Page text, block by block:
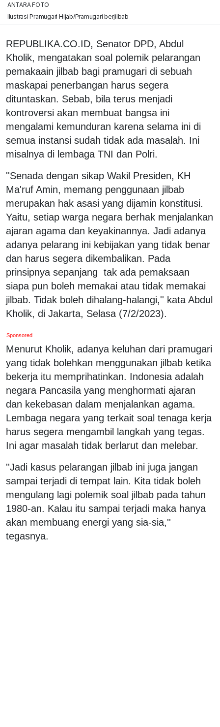
ANTARA FOTO
Ilustrasi Pramugari Hijab/Pramugari berjilbab
REPUBLIKA.CO.ID, Senator DPD, Abdul
Kholik, mengatakan soal polemik pelarangan
pemakaain jilbab bagi pramugari di sebuah
maskapai penerbangan harus segera
dituntaskan. Sebab, bila terus menjadi
kontroversi akan membuat bangsa ini
mengalami kemunduran karena selama ini di
semua instansi sudah tidak ada masalah. Ini
misalnya di lembaga TNI dan Polri.
''Senada dengan sikap Wakil Presiden, KH
Ma'ruf Amin, memang penggunaan jilbab
merupakan hak asasi yang dijamin konstitusi.
Yaitu, setiap warga negara berhak menjalankan
ajaran agama dan keyakinannya. Jadi adanya
adanya pelarang ini kebijakan yang tidak benar
dan harus segera dikembalikan. Pada
prinsipnya sepanjang tak ada pemaksaan
siapa pun boleh memakai atau tidak memakai
jilbab. Tidak boleh dihalang-halangi,'' kata Abdul
Kholik, di Jakarta, Selasa (7/2/2023).
Sponsored
Menurut Kholik, adanya keluhan dari pramugari
yang tidak bolehkan menggunakan jilbab ketika
bekerja itu memprihatinkan. Indonesia adalah
negara Pancasila yang menghormati ajaran
dan kekebasan dalam menjalankan agama.
Lembaga negara yang terkait soal tenaga kerja
harus segera mengambil langkah yang tegas.
Ini agar masalah tidak berlarut dan melebar.
''Jadi kasus pelarangan jilbab ini juga jangan
sampai terjadi di tempat lain. Kita tidak boleh
mengulang lagi polemik soal jilbab pada tahun
1980-an. Kalau itu sampai terjadi maka hanya
akan membuang energi yang sia-sia,''
tegasnya.